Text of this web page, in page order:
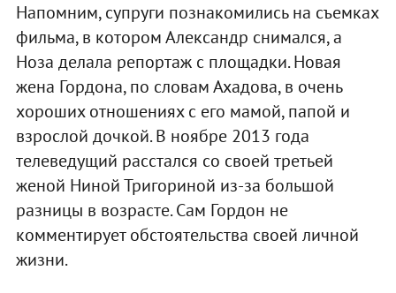
Напомним, супруги познакомились на съемках
фильма, в котором Александр снимался, а
Ноза делала репортаж с площадки. Новая
жена Гордона, по словам Ахадова, в очень
хороших отношениях с его мамой, папой и
взрослой дочкой. В ноябре 2013 года
телеведущий расстался со своей третьей
женой Ниной Тригориной из-за большой
разницы в возрасте. Сам Гордон не
комментирует обстоятельства своей личной
жизни.